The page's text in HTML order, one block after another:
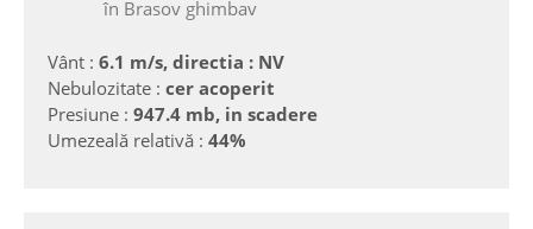
în Brasov ghimbav
Vânt : 6.1 m/s, directia : NV
Nebulozitate : cer acoperit
Presiune : 947.4 mb, in scadere
Umezeală relativă : 44%